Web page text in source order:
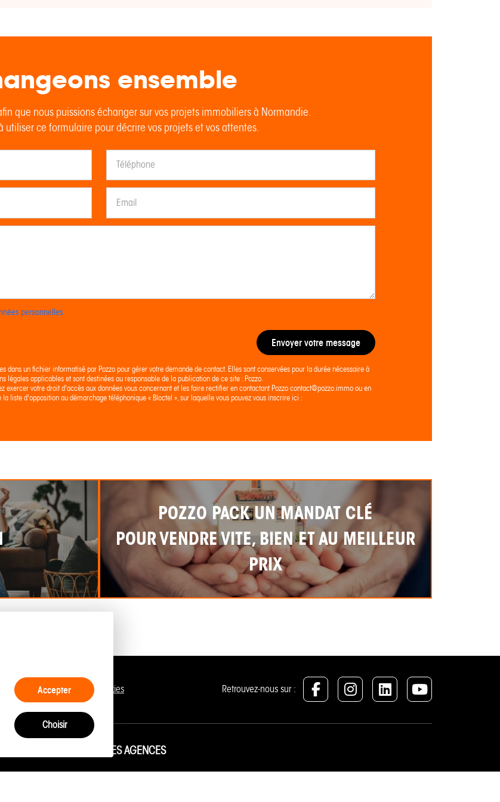
Accepter
Choisir
ensemble
que nous puissions échanger sur vos projets immobiliers à Normandie.
utiliser ce formulaire pour décrire vos projets et vos attentes.
personnelles
Envoyer votre message
dans un fichier informatisé par Pozzo pour gérer votre demande de contact. Elles sont conservées pour la durée nécessaire à
légales applicables et sont destinées au responsable de la publication de ce site : Pozzo.
exercer votre droit d'accès aux données vous concernant et les faire rectifier en contactant Pozzo contact@pozzo.immo ou en
la liste d'opposition au démarchage téléphonique « Bloctel », sur laquelle vous pouvez vous inscrire ici :
POZZO PACK UN MANDAT CLÉ
POUR VENDRE VITE, BIEN ET AU MEILLEUR
PRIX
Politique de cookies Retrouvez-nous sur :
LES AGENCES